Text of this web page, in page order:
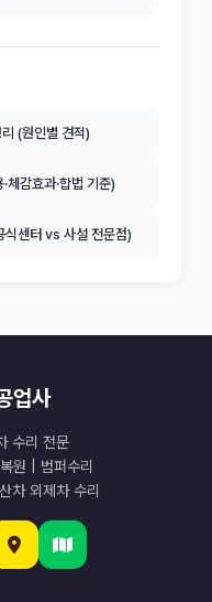
(원인별 견적)
감효과·합법 기준)
식센터 vs 사설 전문점)
업사
수리 전문
원 | 범퍼수리
차 외제차 수리